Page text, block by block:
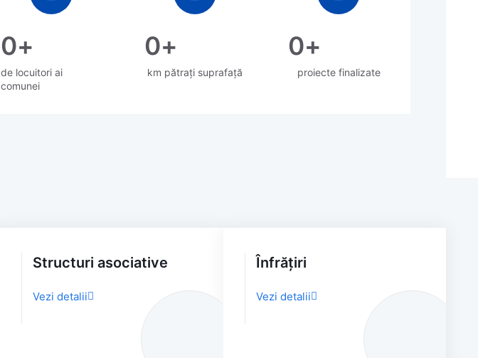
de locuitori ai
comunei
0+
km pătrați suprafață
0+
proiecte finalizate
0+
Structuri asociative
Vezi detalii
Înfrățiri
Vezi detalii